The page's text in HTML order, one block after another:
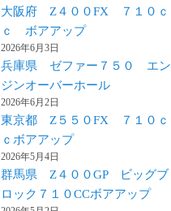
大阪府 Z４００FX ７１０ｃ
ｃ ボアアップ
2026年6月3日
兵庫県 ゼファー７５０ エン
ジンオーバーホール
2026年6月2日
東京都 Z５５０FX ７１０ｃ
ｃボアアップ
2026年5月4日
群馬県 Z４００GP ビッグブ
ロック７１０CCボアアップ